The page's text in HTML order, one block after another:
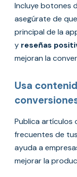
Incluye botones
asegúrate de
principal de la
y reseñas
mejoran la
Usa
Publica artículos
frecuentes de
ayuda a
mejorar la